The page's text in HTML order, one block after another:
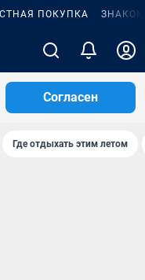
ПОКУПКА
Согласен
Где отдыхать этим летом